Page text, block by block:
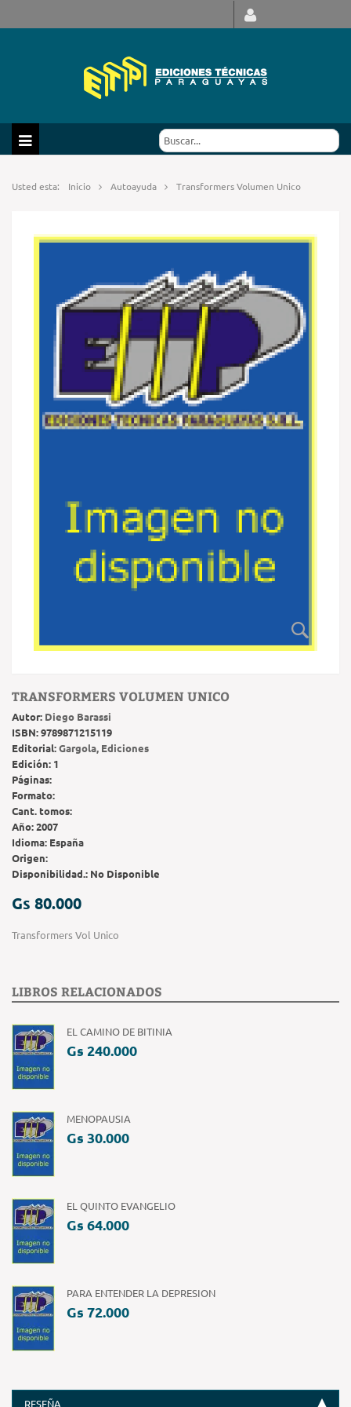
Usted esta: Inicio Autoayuda Transformers Volumen Unico
TRANSFORMERS VOLUMEN UNICO
Autor: Diego Barassi
ISBN:9789871215119
Editorial:Gargola, Ediciones
Edición: 1
Páginas:
Formato:
Cant. tomos:
Año:2007
Idioma: España
Origen:
Disponibilidad.: No Disponible
Gs 80.000
Transformers Vol Unico
LIBROS RELACIONADOS
EL CAMINO DE BITINIA
Gs 240.000
MENOPAUSIA
Gs 30.000
EL QUINTO EVANGELIO
Gs 64.000
PARA ENTENDER LA DEPRESION
Gs 72.000
RESEÑA